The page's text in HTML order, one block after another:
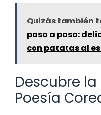
Quizás también
paso a paso:
con patatas al
Descubre
Poesía